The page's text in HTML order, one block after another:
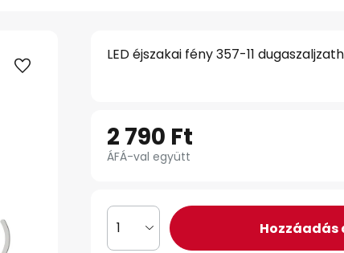
LED éjszakai fény 357-11
2 790 Ft
ÁFÁ-val együtt
1 Hozzáadás